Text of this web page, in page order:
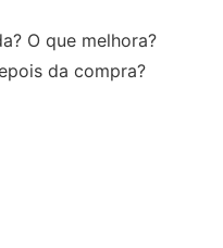
O que melhora?
da compra?